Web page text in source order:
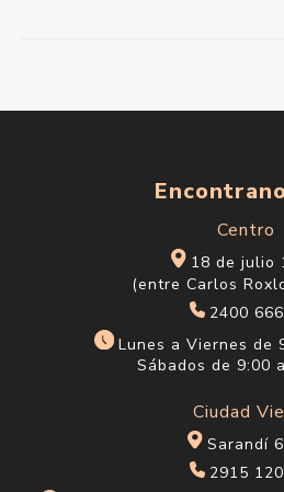
Centro
18 de julio
(entre Carlos
2400
Lunes a Viernes de
Sábados de 9:00
Ciudad
Sarandí
2915